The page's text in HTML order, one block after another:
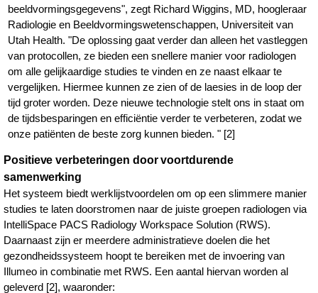
beeldvormingsgegevens", zegt Richard Wiggins, MD, hoogleraar
Radiologie en Beeldvormingswetenschappen, Universiteit van
Utah Health. "De oplossing gaat verder dan alleen het vastleggen
van protocollen, ze bieden een snellere manier voor radiologen
om alle gelijkaardige studies te vinden en ze naast elkaar te
vergelijken. Hiermee kunnen ze zien of de laesies in de loop der
tijd groter worden. Deze nieuwe technologie stelt ons in staat om
de tijdsbesparingen en efficiëntie verder te verbeteren, zodat we
onze patiënten de beste zorg kunnen bieden. " [2]
Positieve verbeteringen door voortdurende
samenwerking
Het systeem biedt werklijstvoordelen om op een slimmere manier
studies te laten doorstromen naar de juiste groepen radiologen via
IntelliSpace PACS Radiology Workspace Solution (RWS).
Daarnaast zijn er meerdere administratieve doelen die het
gezondheidssysteem hoopt te bereiken met de invoering van
Illumeo in combinatie met RWS. Een aantal hiervan worden al
geleverd [2], waaronder: